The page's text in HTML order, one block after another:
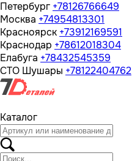
Петербург +78126766649
Москва +74954813301
Красноярск +73912169591
Краснодар +78612018304
Елабуга +78432545359
СТО Шушары +78122404762
Каталог